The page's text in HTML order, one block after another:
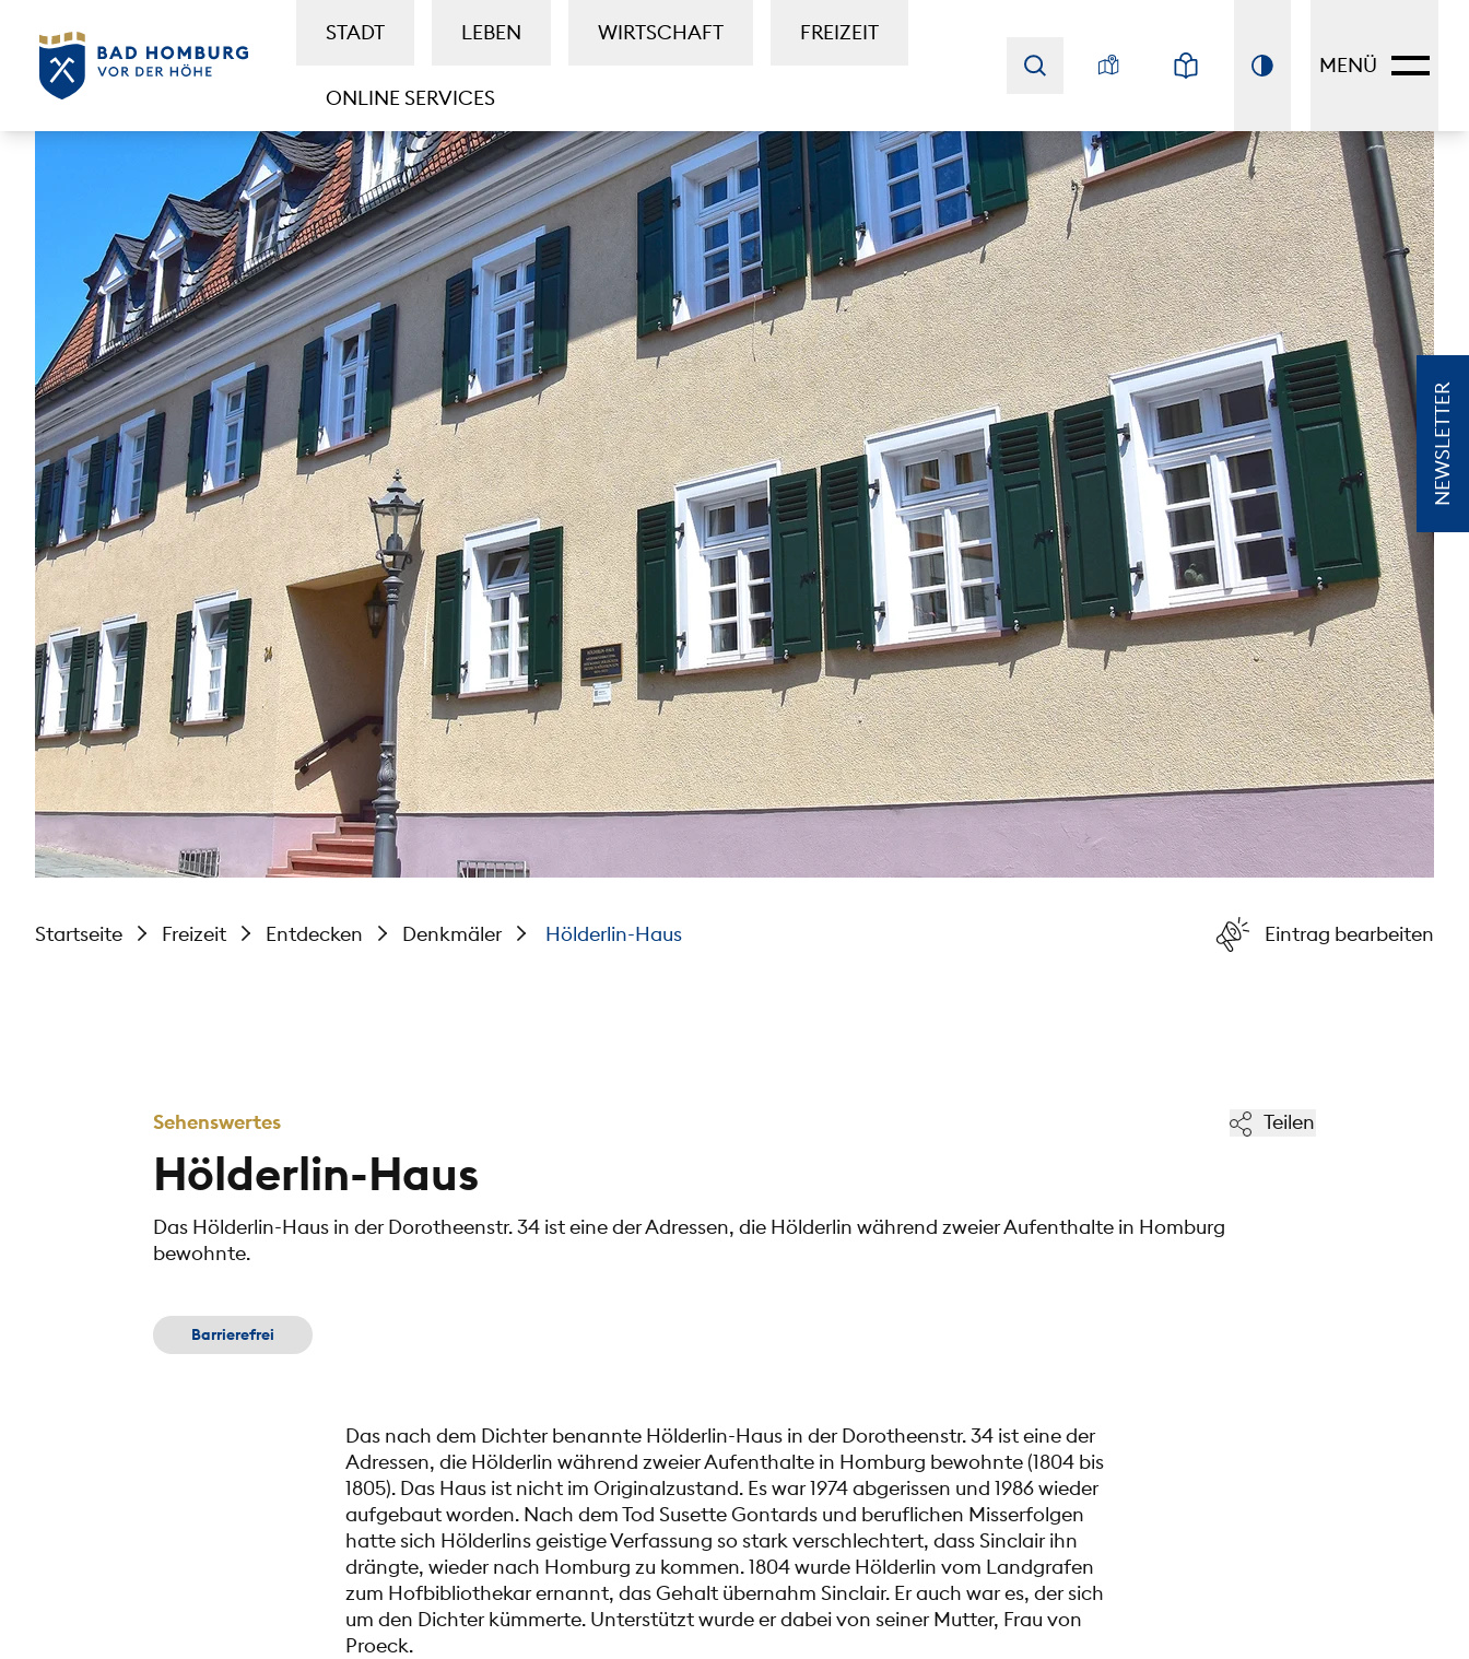
STADT LEBEN WIRTSCHAFT FREIZEIT
ONLINE SERVICES
MENÜ
Startseite Freizeit Entdecken Denkmäler Hölderlin-Haus Eintrag bearbeiten
NEWSLETTER
Sehenswertes
Hölderlin-Haus
Das Hölderlin-Haus in der Dorotheenstr. 34 ist eine der Adressen, die Hölderlin während zweier Aufenthalte in Homburg
bewohnte.
Teilen
Barrierefrei
Das nach dem Dichter benannte Hölderlin-Haus in der Dorotheenstr. 34 ist eine der
Adressen, die Hölderlin während zweier Aufenthalte in Homburg bewohnte (1804 bis
1805). Das Haus ist nicht im Originalzustand. Es war 1974 abgerissen und 1986 wieder
aufgebaut worden. Nach dem Tod Susette Gontards und beruflichen Misserfolgen
hatte sich Hölderlins geistige Verfassung so stark verschlechtert, dass Sinclair ihn
drängte, wieder nach Homburg zu kommen. 1804 wurde Hölderlin vom Landgrafen
zum Hofbibliothekar ernannt, das Gehalt übernahm Sinclair. Er auch war es, der sich
um den Dichter kümmerte. Unterstützt wurde er dabei von seiner Mutter, Frau von
Proeck.